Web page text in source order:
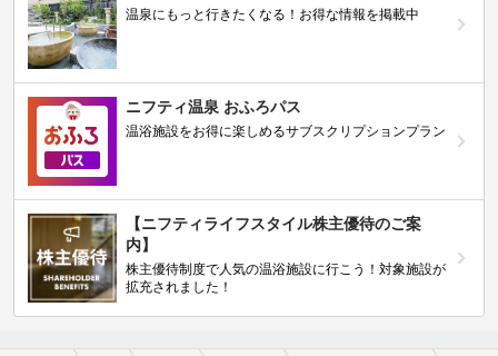
温泉にもっと行きたくなる！お得な情報を掲載中
ニフティ温泉 おふろパス
温浴施設をお得に楽しめるサブスクリプションプラン
【ニフティライフスタイル株主優待のご案
内】
株主優待制度で人気の温浴施設に行こう！対象施設が
拡充されました！